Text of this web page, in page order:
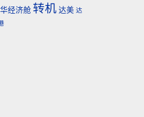
经济舱 转机 达美 达